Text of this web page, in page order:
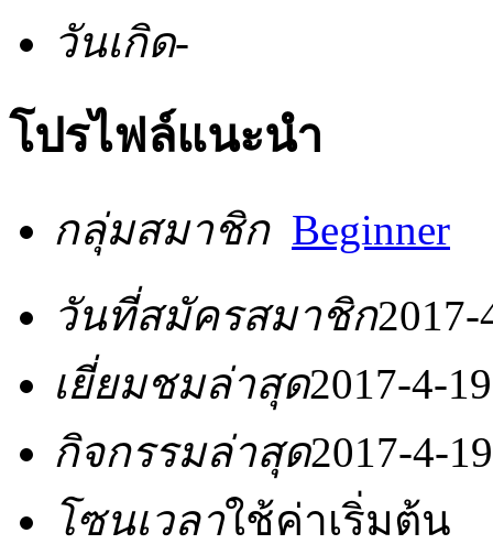
วันเกิด-
โปรไฟล์แนะนำ
กลุ่มสมาชิก Beginner
วันที่สมัครสมาชิก2017-
เยี่ยมชมล่าสุด2017-4-
กิจกรรมล่าสุด2017-4-
โซนเวลาใช้ค่าเริ่มต้น